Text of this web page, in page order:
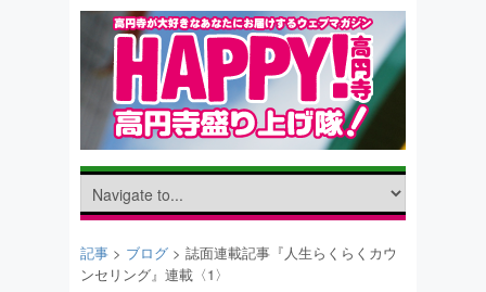
記事 > ブログ > 誌面連載記事『人生らくらくカウ
ンセリング』連載〈1〉